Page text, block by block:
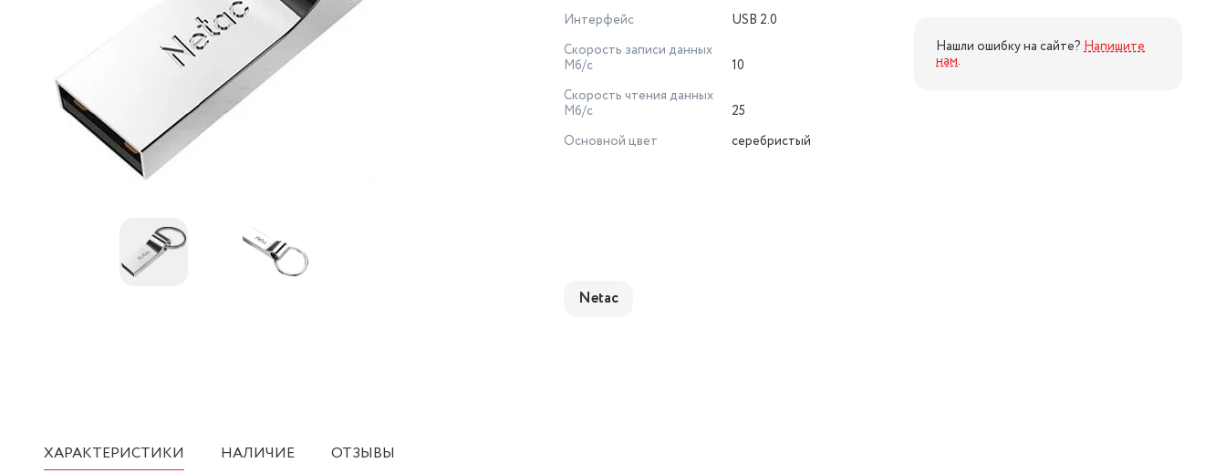
Интерфейс
USB 2.0
Скорость записи данных
Мб/с
10
Скорость чтения данных
Мб/с
25
Основной цвет
серебристый
Netac
Нашли ошибку на сайте? Напишите
нам.
ХАРАКТЕРИСТИКИ НАЛИЧИЕ ОТЗЫВЫ